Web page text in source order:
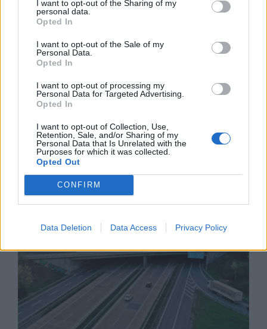
I want to opt-out of the Sharing of my
personal data.
Opted In
I want to opt-out of the Sale of my
Personal Data.
Opted In
I want to opt-out of processing my
Personal Data for Targeted Advertising.
Opted In
I want to opt-out of Collection, Use,
Retention, Sale, and/or Sharing of my
Personal Data that Is Unrelated with the
Purposes for which it was collected.
Opted Out
CONFIRM
Data Deletion Data Access Privacy Policy
Тръмп забрани „родилния туризъм“ в
САЩ
07.08.2026 / 13:30